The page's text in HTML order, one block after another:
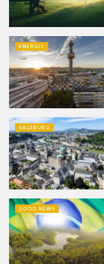
ENERGIE
SALZBURG
GOOD NEWS